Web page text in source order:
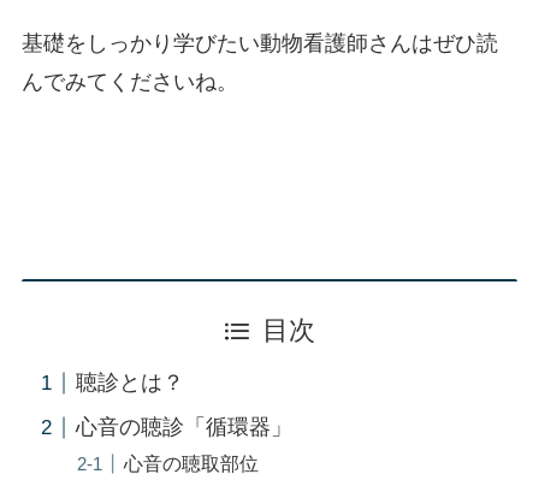
基礎をしっかり学びたい動物看護師さんはぜひ読
んでみてくださいね。
目次
聴診とは？
心音の聴診「循環器」
心音の聴取部位